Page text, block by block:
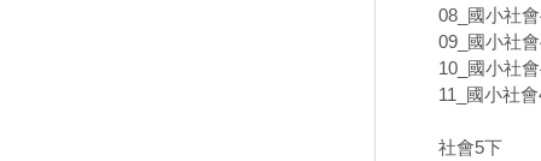
08_國小社
09_國小社
10_國小社
11_國小社
社會5下